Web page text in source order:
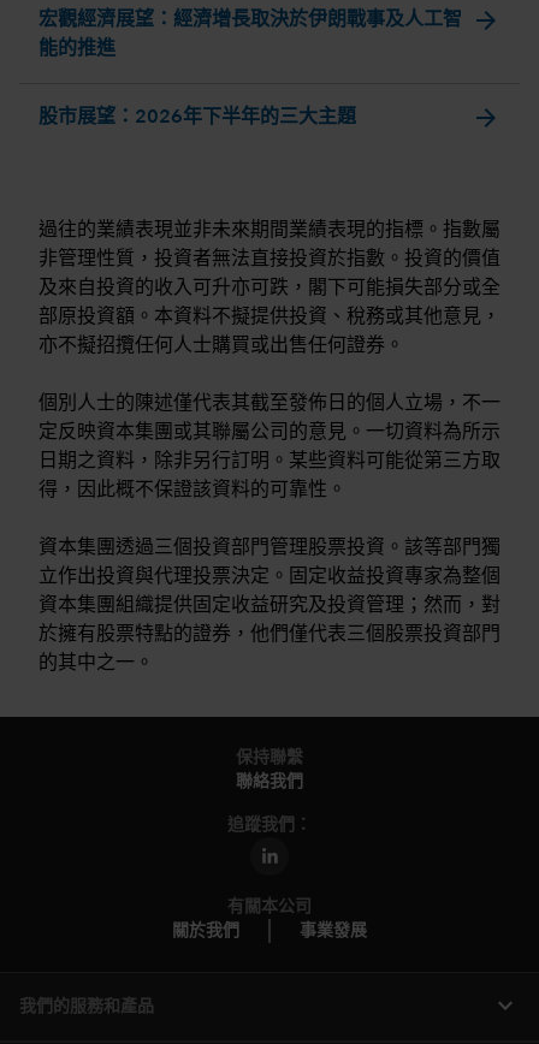
宏觀經濟展望：經濟增長取決於伊朗戰事及人工智
能的推進
arrow_forward
股市展望：2026年下半年的三大主題 arrow_forward
過往的業績表現並非未來期間業績表現的指標。指數屬
非管理性質，投資者無法直接投資於指數。投資的價值
及來自投資的收入可升亦可跌，閣下可能損失部分或全
部原投資額。本資料不擬提供投資、稅務或其他意見，
亦不擬招攬任何人士購買或出售任何證券。
個別人士的陳述僅代表其截至發佈日的個人立場，不一
定反映資本集團或其聯屬公司的意見。一切資料為所示
日期之資料，除非另行訂明。某些資料可能從第三方取
得，因此概不保證該資料的可靠性。
資本集團透過三個投資部門管理股票投資。該等部門獨
立作出投資與代理投票決定。固定收益投資專家為整個
資本集團組織提供固定收益研究及投資管理；然而，對
於擁有股票特點的證券，他們僅代表三個股票投資部門
的其中之一。
保持聯繫
聯絡我們
追蹤我們：
有關本公司
關於我們
事業發展
我們的服務和產品 expand_more